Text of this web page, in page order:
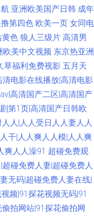
亚洲欧美国产日韩 成年
第四色 欧美一页 女同电
黄色 狼人三级片 高清男
欧美中文视频 东京热亚洲
草福利免费视影 五月天
电影在线播放|高清电影
高清国产二区|高清国产
第1页|高清国产日韩欧
人|人人受日人人妻人人
干|人人爽人人模|人人爽
爽人人澡91 超碰免费观
碰免费人妻|超碰免费人
无码|超碰免费人妻在线|
频|91探花视频无码|91
拍网站|91探花偷拍网